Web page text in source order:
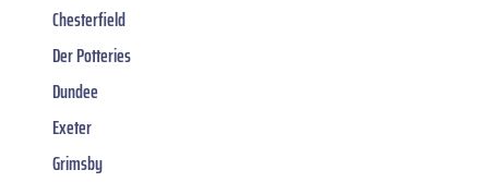
Chesterfield
Der Potteries
Dundee
Exeter
Grimsby